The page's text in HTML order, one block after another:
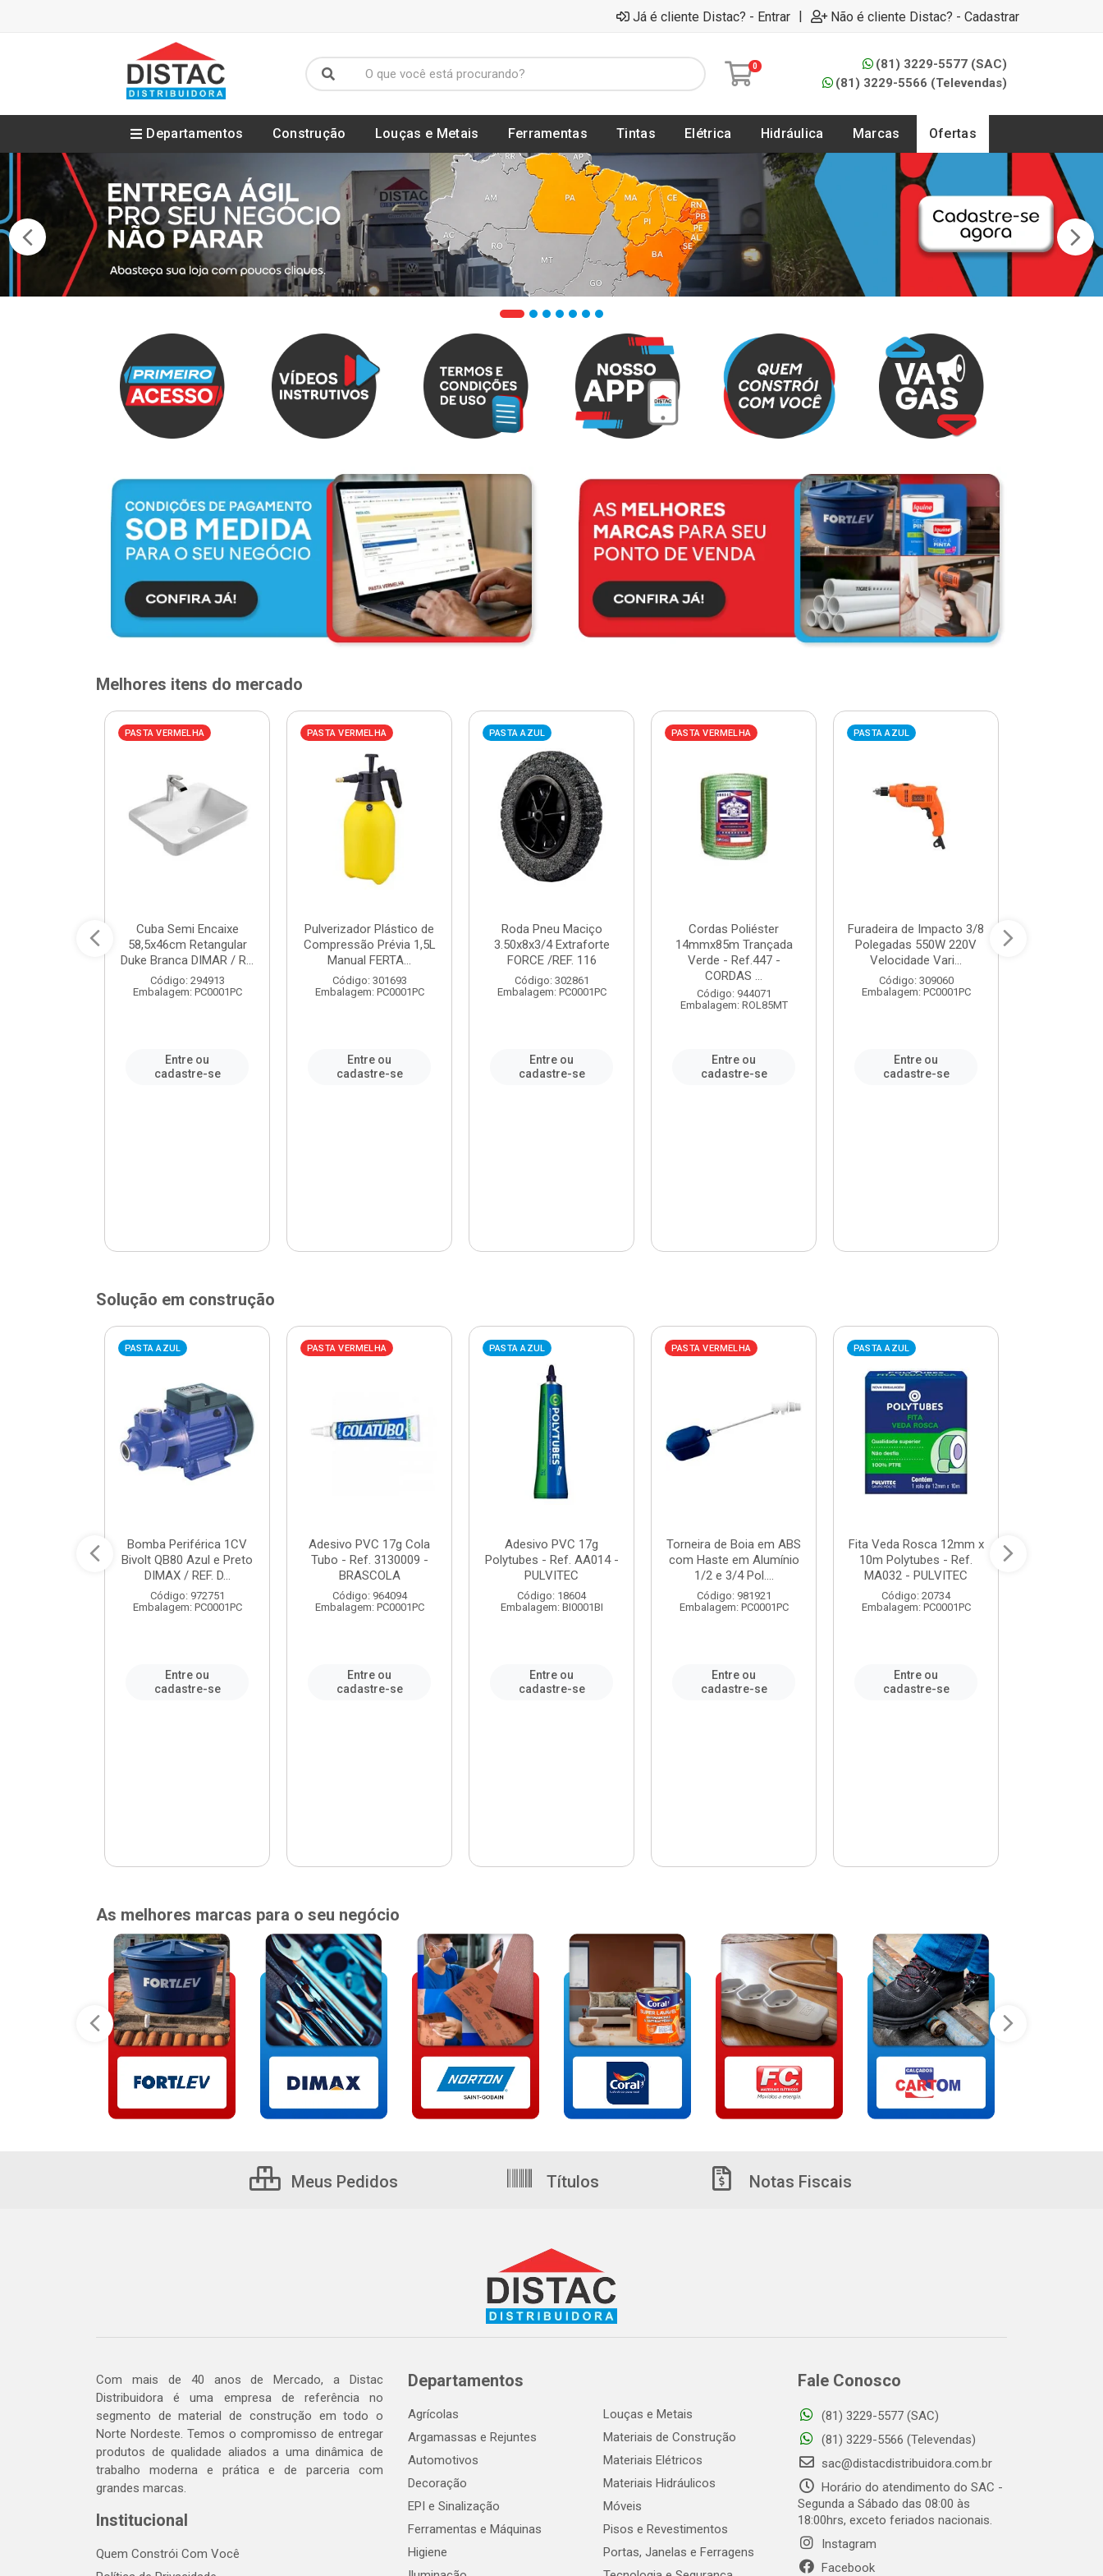
Já é cliente Distac? - Entrar | Não é cliente Distac? - Cadastrar
0
(81) 3229-5577 (SAC)
(81) 3229-5566 (Televendas)
Departamentos Construção Louças e Metais Ferramentas Tintas Elétrica Hidráulica Marcas Ofertas
Melhores itens do mercado
PASTA VERMELHA
Cuba Semi Encaixe
58,5x46cm Retangular
Duke Branca DIMAR / R...
Código: 294913
Embalagem: PC0001PC
Entre ou
cadastre-se
PASTA VERMELHA
Pulverizador Plástico de
Compressão Prévia 1,5L
Manual FERTA...
Código: 301693
Embalagem: PC0001PC
Entre ou
cadastre-se
PASTA AZUL
Roda Pneu Maciço
3.50x8x3/4 Extraforte
FORCE /REF. 116
Código: 302861
Embalagem: PC0001PC
Entre ou
cadastre-se
PASTA VERMELHA
Cordas Poliéster
14mmx85m Trançada
Verde - Ref.447 -
CORDAS ...
Código: 944071
Embalagem: ROL85MT
Entre ou
cadastre-se
PASTA AZUL
Furadeira de Impacto 3/8
Polegadas 550W 220V
Velocidade Vari...
Código: 309060
Embalagem: PC0001PC
Entre ou
cadastre-se
Solução em construção
PASTA AZUL
Bomba Periférica 1CV
Bivolt QB80 Azul e Preto
DIMAX / REF. D...
Código: 972751
Embalagem: PC0001PC
Entre ou
cadastre-se
PASTA VERMELHA
Adesivo PVC 17g Cola
Tubo - Ref. 3130009 -
BRASCOLA
Código: 964094
Embalagem: PC0001PC
Entre ou
cadastre-se
PASTA AZUL
Adesivo PVC 17g
Polytubes - Ref. AA014 -
PULVITEC
Código: 18604
Embalagem: BI0001BI
Entre ou
cadastre-se
PASTA VERMELHA
Torneira de Boia em ABS
com Haste em Alumínio
1/2 e 3/4 Pol....
Código: 981921
Embalagem: PC0001PC
Entre ou
cadastre-se
PASTA AZUL
Fita Veda Rosca 12mm x
10m Polytubes - Ref.
MA032 - PULVITEC
Código: 20734
Embalagem: PC0001PC
Entre ou
cadastre-se
As melhores marcas para o seu negócio
Meus Pedidos Títulos Notas Fiscais
Com mais de 40 anos de Mercado, a Distac
Distribuidora é uma empresa de referência no
segmento de material de construção em todo o
Norte Nordeste. Temos o compromisso de entregar
produtos de qualidade aliados a uma dinâmica de
trabalho moderna e prática e de parceria com
grandes marcas.
Institucional
Quem Constrói Com Você
Departamentos
Agrícolas
Argamassas e Rejuntes
Automotivos
Decoração
EPI e Sinalização
Ferramentas e Máquinas
Higiene
Louças e Metais
Materiais de Construção
Materiais Elétricos
Materiais Hidráulicos
Móveis
Pisos e Revestimentos
Portas, Janelas e Ferragens
Fale Conosco
(81) 3229-5577 (SAC)
(81) 3229-5566 (Televendas)
sac@distacdistribuidora.com.br
Horário do atendimento do SAC -
Segunda a Sábado das 08:00 às
18:00hrs, exceto feriados nacionais.
Instagram
Facebook